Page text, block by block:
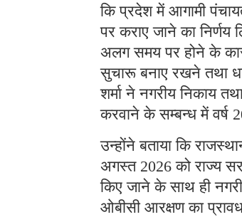
कि प्रदेश में आगामी
पर कराए जाने का निर्णय
अलग समय पर होने के
सुचारू बनाए रखने तथा
शर्मा ने नगरीय निकाय
करवाने के सम्बन्ध में वर्ष
उन्होंने बताया कि
अगस्त 2026 को राज्य
किए जाने के साथ ही
ओबीसी आरक्षण का